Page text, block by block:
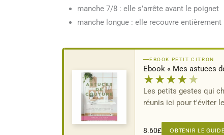
manche 7/8 : elle s’arrête avant le poignet
manche longue : elle recouvre entièrement
EBOOK PETIT CITRON
Ebook « Mes astuces
★★★★★
Les petits gestes qui
réunis ici pour t'éviter
8.60£ OBTENIR LE